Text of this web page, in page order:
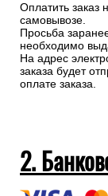
Оплатить заказ
самовывозе.
Просьба
необходимо
На адрес
заказа будет
оплате заказа.
2.